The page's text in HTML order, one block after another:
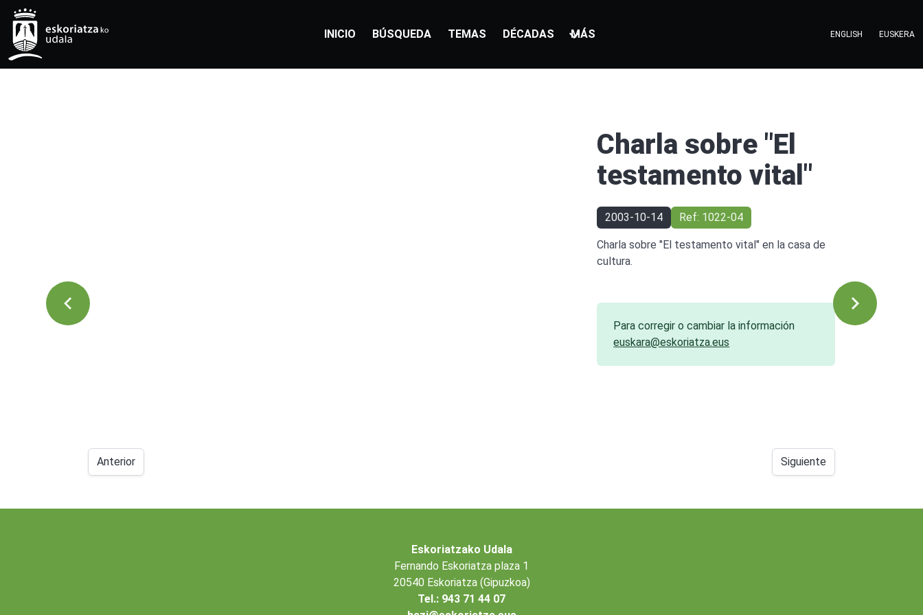
INICIO BÚSQUEDA TEMAS DÉCADAS MÁS ENGLISH EUSKERA
Charla sobre "El
testamento vital"
2003-10-14 Ref: 1022-04
Charla sobre "El testamento vital" en la casa de
cultura.
Para corregir o cambiar la información
euskara@eskoriatza.eus
Anterior Siguiente
Eskoriatzako Udala
Fernando Eskoriatza plaza 1
20540 Eskoriatza (Gipuzkoa)
Tel.: 943 71 44 07